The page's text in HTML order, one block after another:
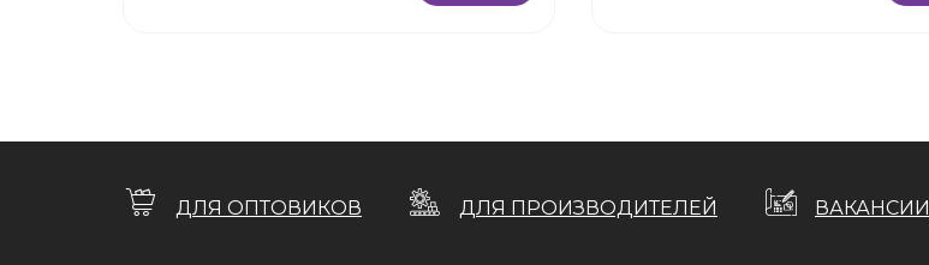
ДЛЯ ОПТОВИКОВ ДЛЯ ПРОИЗВОДИТЕЛЕЙ ВАКАНСИИ